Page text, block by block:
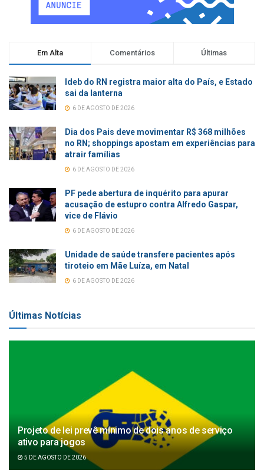
Em Alta Comentários Últimas
Ideb do RN registra maior alta do País, e Estado
sai da lanterna
6 DE AGOSTO DE 2026
Dia dos Pais deve movimentar R$ 368 milhões
no RN; shoppings apostam em experiências para
atrair famílias
6 DE AGOSTO DE 2026
PF pede abertura de inquérito para apurar
acusação de estupro contra Alfredo Gaspar,
vice de Flávio
6 DE AGOSTO DE 2026
Unidade de saúde transfere pacientes após
tiroteio em Mãe Luíza, em Natal
6 DE AGOSTO DE 2026
Últimas Notícias
Projeto de lei prevê mínimo de dois anos de serviço
ativo para jogos
5 DE AGOSTO DE 2026